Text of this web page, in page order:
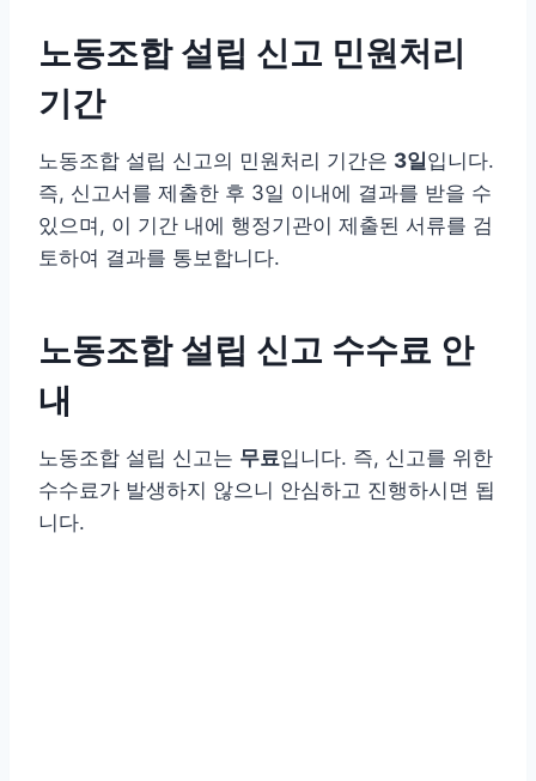
노동조합 설립 신고 민원처리
기간
노동조합 설립 신고의 민원처리 기간은 3일입니다.
즉, 신고서를 제출한 후 3일 이내에 결과를 받을 수
있으며, 이 기간 내에 행정기관이 제출된 서류를 검
토하여 결과를 통보합니다.
노동조합 설립 신고 수수료 안
내
노동조합 설립 신고는 무료입니다. 즉, 신고를 위한
수수료가 발생하지 않으니 안심하고 진행하시면 됩
니다.